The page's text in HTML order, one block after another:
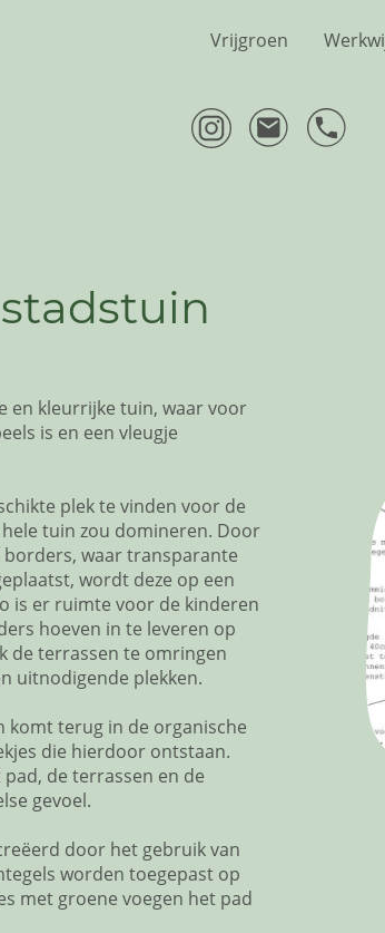
Vrijgroen
en kleurrijke tuin, waar voor
is en een vleugje
plek te vinden voor de
tuin zou domineren. Door
waar transparante
wordt deze op een
is er ruimte voor de kinderen
hoeven in te leveren op
de terrassen te omringen
uitnodigende plekken.
komt terug in de organische
die hierdoor ontstaan.
de terrassen en de
gevoel.
door het gebruik van
worden toegepast op
met groene voegen het pad